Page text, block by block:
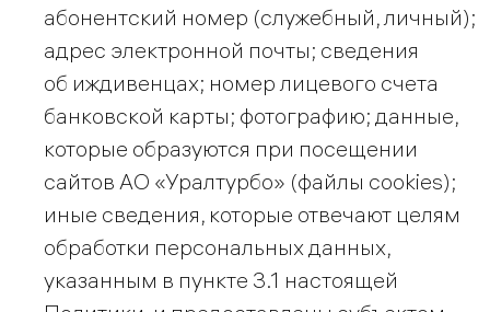
абонентский номер (служебный, личный);
адрес электронной почты; сведения
об иждивенцах; номер лицевого счета
банковской карты; фотографию; данные,
которые образуются при посещении
сайтов АО «Уралтурбо» (файлы cookies);
иные сведения, которые отвечают целям
обработки персональных данных,
указанным в пункте 3.1 настоящей